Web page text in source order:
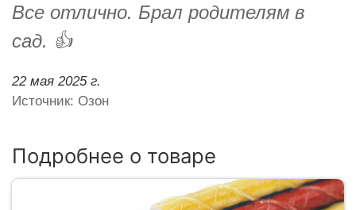
Все отлично. Брал родителям в
сад. 👍
22 мая 2025 г.
Источник: Озон
Подробнее о товаре